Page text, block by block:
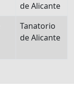
de Alicante
Tanatorio
de Alicante